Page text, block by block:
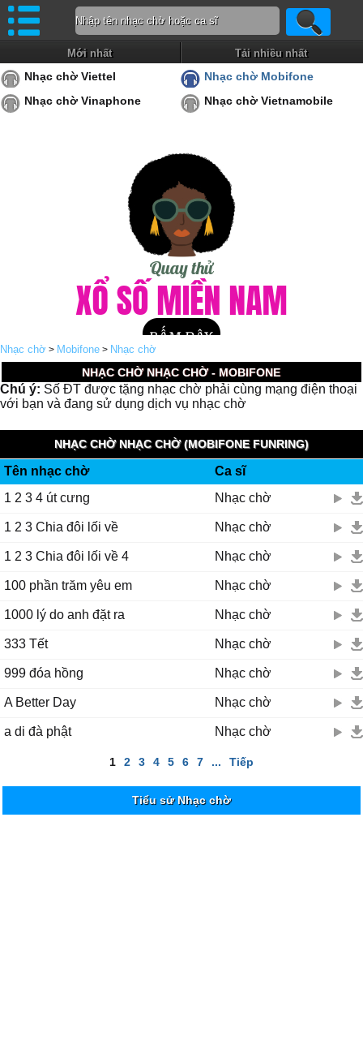
Mới nhất Tải nhiều nhất
Nhạc chờ Viettel
Nhạc chờ Mobifone
Nhạc chờ Vinaphone
Nhạc chờ Vietnamobile
Nhạc chờ > Mobifone > Nhạc chờ
NHẠC CHỜ NHẠC CHỜ - MOBIFONE
Chú ý: Số ĐT được tặng nhạc chờ phải cùng mạng điện thoại
với bạn và đang sử dụng dịch vụ nhạc chờ
NHẠC CHỜ NHẠC CHỜ (MOBIFONE FUNRING)
Tên nhạc chờ
Ca sĩ
1 2 3 4 út cưng
Nhạc chờ
1 2 3 Chia đôi lối về Nhạc chờ
1 2 3 Chia đôi lối về 4 Nhạc chờ
100 phần trăm yêu em Nhạc chờ
1000 lý do anh đặt ra Nhạc chờ
333 Tết Nhạc chờ
999 đóa hồng Nhạc chờ
A Better Day Nhạc chờ
a di đà phật Nhạc chờ
1 2 3 4 5 6 7 ... Tiếp
Tiểu sử Nhạc chờ